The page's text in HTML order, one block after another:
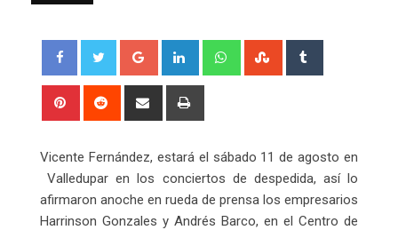
Google+ LinkedIn WhatsappStumbleUpon
Pinterest Reddit
Share
Vicente Fernández, estará el sábado 11 de agosto en
Valledupar en los conciertos de despedida, así lo
afirmaron anoche en rueda de prensa los empresarios
Harrinson Gonzales y Andrés Barco, en el Centro de